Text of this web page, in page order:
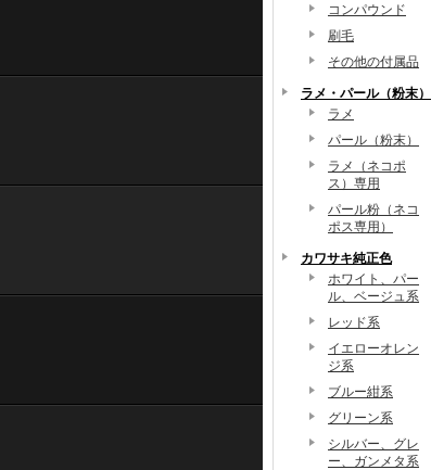
コンパウンド
刷毛
その他の付属品
ラメ・パール（粉末）
ラメ
パール（粉末）
ラメ（ネコポ
ス）専用
パール粉（ネコ
ポス専用）
カワサキ純正色
ホワイト、パー
ル、ベージュ系
レッド系
イエローオレン
ジ系
ブルー紺系
グリーン系
シルバー、グレ
ー、ガンメタ系